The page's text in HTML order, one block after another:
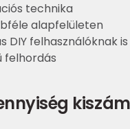
technika
alapfelületen
DIY felhasználóknak is
felhordás